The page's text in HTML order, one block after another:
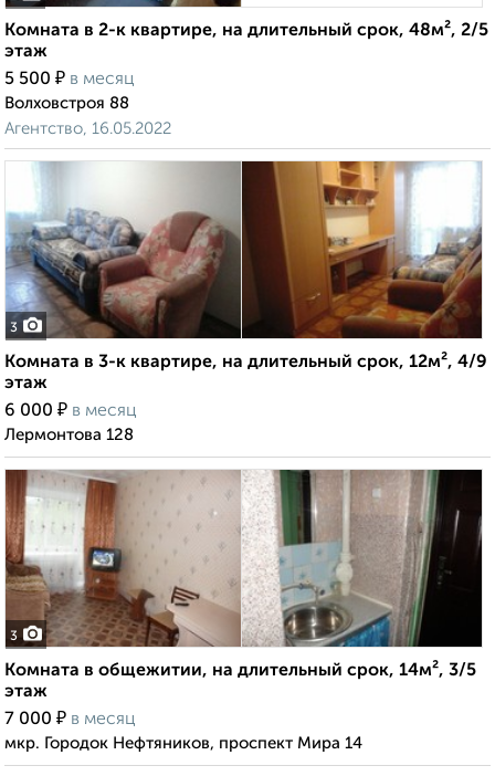
Комната в 2-к квартире, на длительный срок, 48м², 2/5
этаж
5 500 ₽ в месяц
Волховстроя 88
Агентство, 16.05.2022
3
Комната в 3-к квартире, на длительный срок, 12м², 4/9
этаж
6 000 ₽ в месяц
Лермонтова 128
3
Комната в общежитии, на длительный срок, 14м², 3/5
этаж
7 000 ₽ в месяц
мкр. Городок Нефтяников, проспект Мира 14